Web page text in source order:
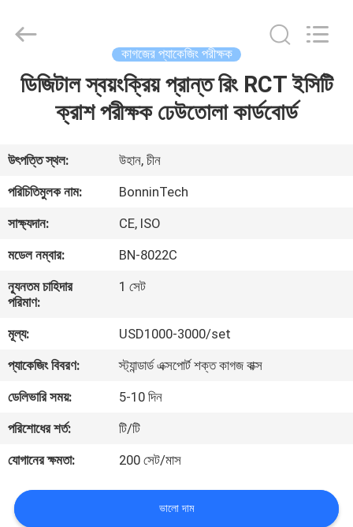
বাড়ি
ভিডিও
আমাদের
সম্পর্কে
ভ্রমণ
মান
নিয়ন্ত্রণ
যোগাযোগ
করুন
Copyright
Wuhan
Bonnin
Developed
কাগজের প্যাকেজিং পরীক্ষক
ডিজিটাল স্বয়ংক্রিয় প্রান্ত রিং RCT ইসিটি
ক্রাশ পরীক্ষক ঢেউতোলা কার্ডবোর্ড
উৎপত্তি স্থল:
উহান, চীন
পরিচিতিমুলক নাম:
BonninTech
সাক্ষ্যদান:
CE, ISO
মডেল নম্বার:
BN-8022C
ন্যূনতম চাহিদার
পরিমাণ:
1 সেট
মূল্য:
USD1000-3000/set
প্যাকেজিং বিবরণ:
স্ট্যান্ডার্ড এক্সপোর্ট শক্ত কাগজ বাক্স
ডেলিভারি সময়:
5-10 দিন
পরিশোধের শর্ত:
টি/টি
যোগানের ক্ষমতা:
200 সেট/মাস
ভালো দাম